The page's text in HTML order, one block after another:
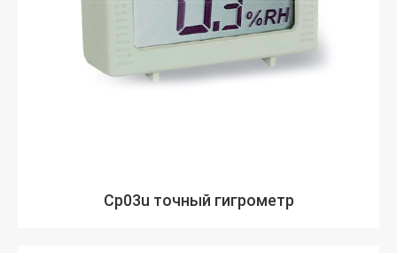
Cp03u точный гигрометр